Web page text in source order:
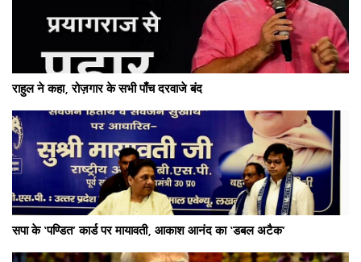
राहुल ने कहा, रोज़गार के सभी पाँच दरवाजे बंद
सपा के ‘पण्डित’ कार्ड पर मायावती, आकाश आनंद का ‘डबल अटैक’